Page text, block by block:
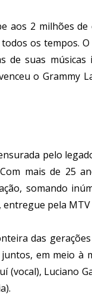
aos 2 milhões
os tempos.
de suas
o Grammy
pelo
mais de 25
somando
pela
das
em meio à
(vocal), Luciano